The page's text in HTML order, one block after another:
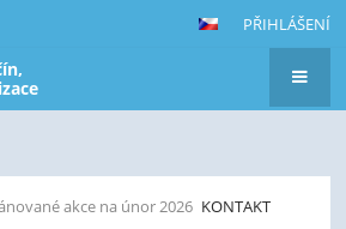
PŘIHLÁŠENÍ
akce na únor 2026 KONTAKT